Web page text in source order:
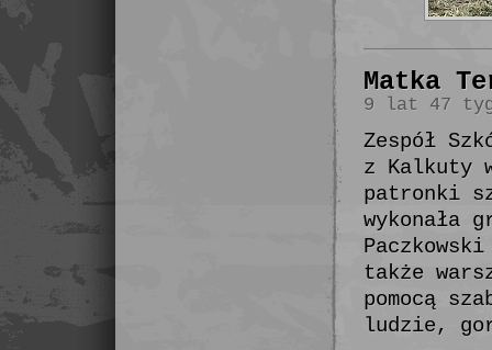
Matka
9 lat 47
Zespół
z Kalkuty
patronki
wykonała
także
pomocą
ludzie,